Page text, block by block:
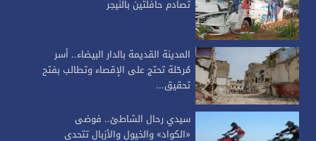
تصادم حافلتين بالنيجر
المدينة القديمة بالدار البيضاء.. أسر
مُرحّلة تحتج على الإقصاء وتطالب بفتح
تحقيق...
سيدي رحال الشاطئ.. فوضى
«الكواد» والخيول والأزبال تتحدى